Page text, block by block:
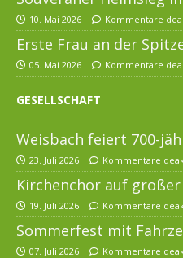
10. Mai 2026 Kommentare
Erste Frau an der
05. Mai 2026 Kommentare
GESELLSCHAFT
Weisbach feiert 700-
23. Juli 2026 Kommentare
Kirchenchor auf
19. Juli 2026 Kommentare
Sommerfest mit
07. Juli 2026 Kommentare